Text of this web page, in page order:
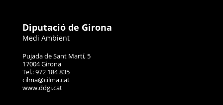
Diputació de Girona
Medi Ambient
Pujada de Sant Martí, 5
17004 Girona
Tel.: 972 184 835
cilma@cilma.cat
www.ddgi.cat